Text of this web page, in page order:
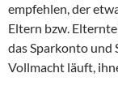
empfehlen, der
Eltern bzw.
das Sparkonto und
Vollmacht läuft,